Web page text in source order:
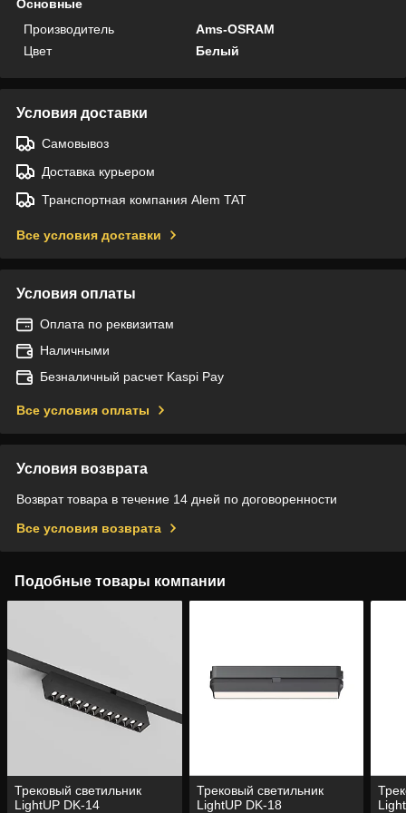
Основные
Производитель
Ams-OSRAM
Цвет
Белый
Условия доставки
Самовывоз
Доставка курьером
Транспортная компания Alem TAT
Все условия доставки
Условия оплаты
Оплата по реквизитам
Наличными
Безналичный расчет Kaspi Pay
Все условия оплаты
Условия возврата
Возврат товара в течение 14 дней по договоренности
Все условия возврата
Подобные товары компании
Трековый светильник
LightUP DK-14
Трековый светильник
LightUP DK-18